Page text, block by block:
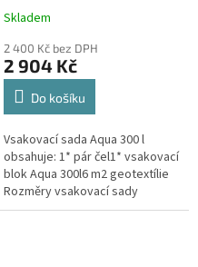
Průměrné
produktu
je
5,0
hvězdiček.
Skladem
2 400 Kč bez DPH
2 904 Kč
Do košíku
Vsakovací sada Aqua 300 l
obsahuje: 1* pár čel1* vsakovací
blok Aqua 300l6 m2 geotextílie
Rozměry vsakovací sady
120x80x52 cm Nosnost bloků až